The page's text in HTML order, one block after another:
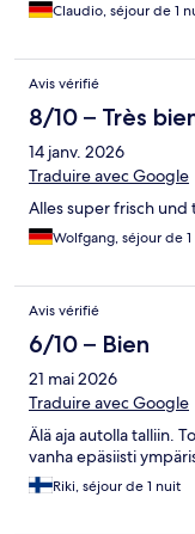
Claudio, séjour de 1
Avis vérifié
8/10 – Très
14 janv. 2026
Traduire avec Google
Alles super frisch und
Wolfgang, séjour de
Avis vérifié
6/10 – Bien
21 mai 2026
Traduire avec Google
Älä aja autolla talliin.
vanha epäsiisti
Riki, séjour de 1 nuit